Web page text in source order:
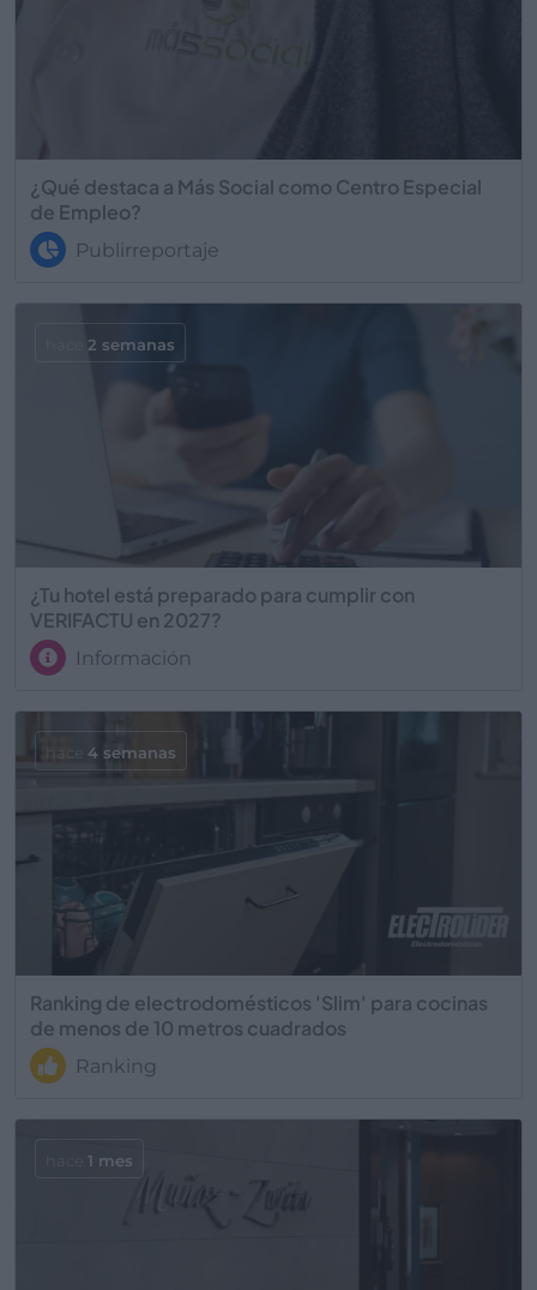
¿Qué destaca a Más Social como Centro Especial
de Empleo?
Publirreportaje
¿Tu hotel está preparado para cumplir con
VERIFACTU en 2027?
Información
2 semanas
Ranking de electrodomésticos 'Slim' para cocinas
de menos de 10 metros cuadrados
Ranking
4 semanas
1 mes